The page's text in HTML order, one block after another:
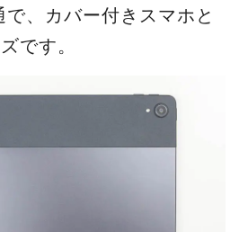
、カバー付きスマホと
です。